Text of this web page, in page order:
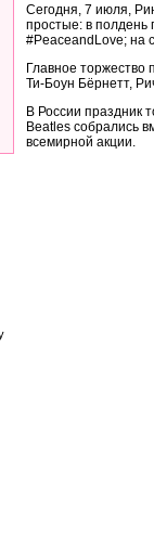
Сегодня, 7 июля,
простые: в полдень
#PeaceandLove; на
Главное торжество
Ти-Боун Бёрнетт,
В России праздник
Beatles собрались
всемирной акции.